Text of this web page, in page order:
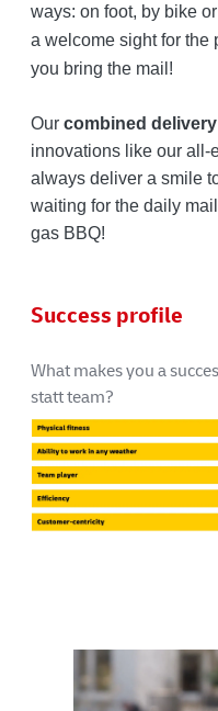
ways: on foot, by bike
a welcome sight for the
you bring the mail!
Our combined delivery
innovations like our all-
always deliver a smile
waiting for the daily
gas BBQ!
Success profile
What makes you a
statt team?